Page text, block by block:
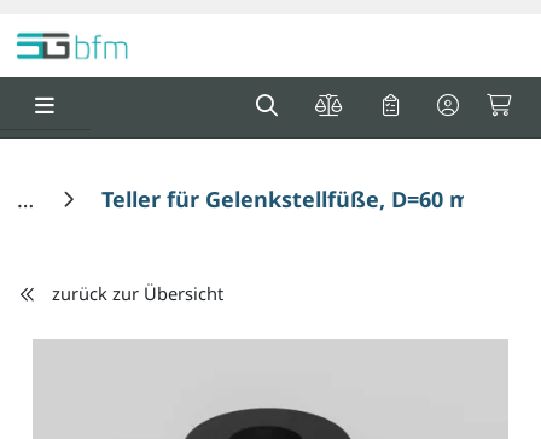
Teller für Gelenkstellfüße, D=60 mm,
zurück zur Übersicht